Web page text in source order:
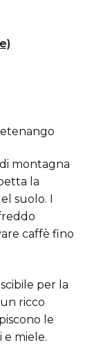
montagna
la
suolo. I
caffè fino
per la
ricco
le
e miele.